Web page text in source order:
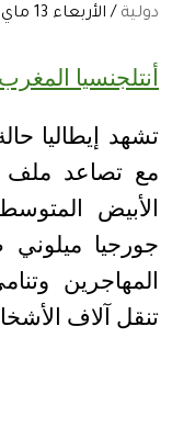
دولية / الأربعاء 13 ماي 2026 / لا توجد تعليقات:
أنتلجنسيا
تشهد إيطاليا
مع تصاعد ملف
الأبيض
جورجيا
المهاجرين
تنقل آلاف